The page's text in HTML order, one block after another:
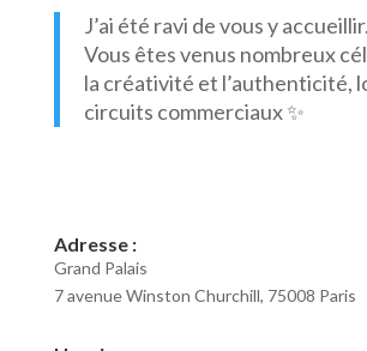
J’ai été ravi de vous y accueillir.
Vous êtes venus nombreux
la créativité et l’authenticité,
circuits commerciaux ✨
Adresse :
Grand Palais
7 avenue Winston Churchill, 75008 Paris